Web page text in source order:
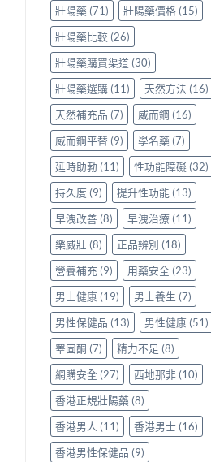
指
南〉
中
中
壯陽藥 (71) 壯陽藥價格(15)
壯陽藥比較 (26)
壯陽藥購買渠道 (30)
壯陽藥選購(11) 天然方法 (16)
天然補充品 (7) 威而鋼 (16)
威而鋼平替 (9) 學名藥 (7)
延時助勃 (11) 性功能障礙(32)
持久度 (9) 提升性功能 (13)
早洩改善 (8) 早洩治療(11)
樂威壯(8) 正品辨別 (18)
營養補充 (9) 用藥安全 (23)
男士健康(19) 男士養生 (7)
男性保健品 (13) 男性健康(51)
睪固酮 (7) 精力不足 (8)
網購安全 (27) 西地那非(10)
香港正規壯陽藥 (8)
香港男人 (11) 香港男士(16)
香港男性保健品 (9)